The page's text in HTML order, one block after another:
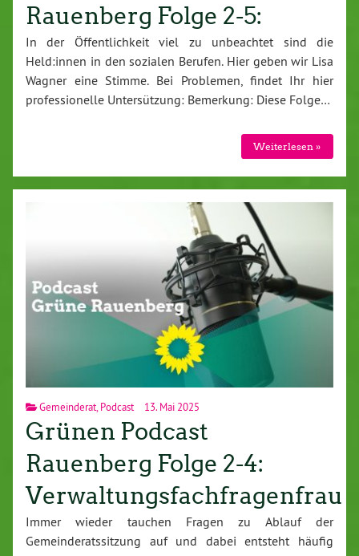
Rauenberg Folge 2-5:
In der Öffentlichkeit viel zu unbeachtet sind die
Held:innen in den sozialen Berufen. Hier geben wir Lisa
Wagner eine Stimme. Bei Problemen, findet Ihr hier
professionelle Untersützung: Bemerkung: Diese Folge…
Weiterlesen »
Gemeinderat Podcast 13. Mai 2025
Grünen Podcast
Rauenberg Folge 2-4:
Verwaltungsfachfragenfrau
Immer wieder tauchen Fragen zu Ablauf der
Gemeinderatssitzung auf und dabei entsteht häufig